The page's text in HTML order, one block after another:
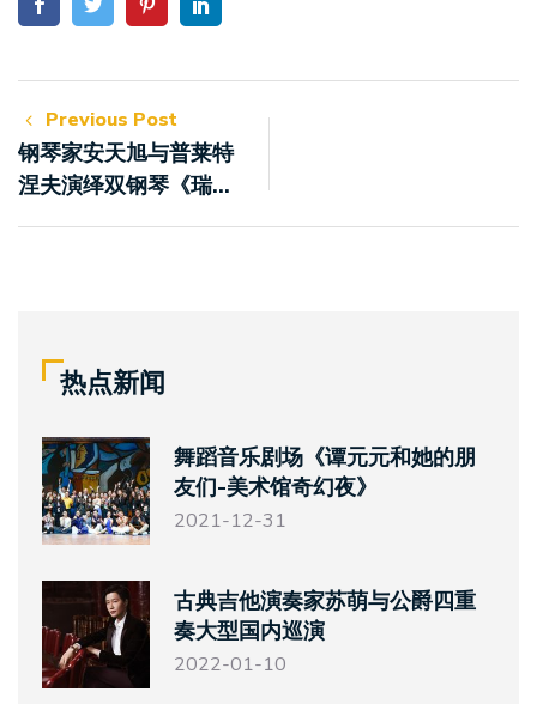
Previous Post
钢琴家安天旭与普莱特
涅夫演绎双钢琴《瑞士
热点新闻
舞蹈音乐剧场《谭元元和她的朋
友们-美术馆奇幻夜》
2021-12-31
古典吉他演奏家苏萌与公爵四重
奏大型国内巡演
2022-01-10